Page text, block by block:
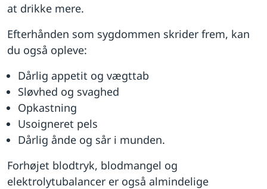
at drikke mere.
Efterhånden som sygdommen skrider frem, kan
du også opleve:
Dårlig appetit og vægttab
Sløvhed og svaghed
Opkastning
Usoigneret pels
Dårlig ånde og sår i munden.
Forhøjet blodtryk, blodmangel og
elektrolytubalancer er også almindelige